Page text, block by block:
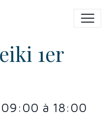
1er
09:00 à 18:00